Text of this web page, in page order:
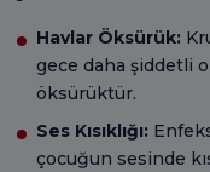
Havlar Öksürük:
gece daha şiddetli
öksürüktür.
Ses Kısıklığı:
çocuğun sesinde